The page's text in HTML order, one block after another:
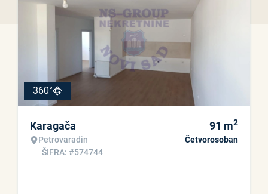
360°
Karagača
Petrovaradin
ŠIFRA: #574744
91 m2
Četvorosoban